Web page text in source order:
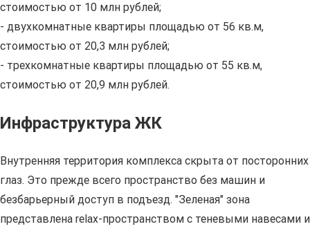
стоимостью от 10 млн рублей;
- двухкомнатные квартиры площадью от 56 кв.м,
стоимостью от 20,3 млн рублей;
- трехкомнатные квартиры площадью от 55 кв.м,
стоимостью от 20,9 млн рублей.
Инфраструктура ЖК
Внутренняя территория комплекса скрыта от посторонних
глаз. Это прежде всего пространство без машин и
безбарьерный доступ в подъезд. "Зеленая" зона
представлена relax-пространством с теневыми навесами и